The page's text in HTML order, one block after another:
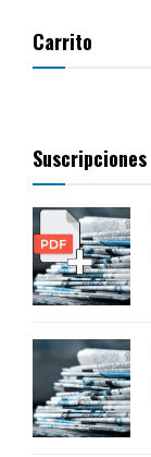
Carrito
Suscripciones